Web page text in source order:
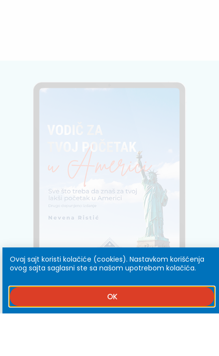
Ovaj sajt koristi kolačiće (cookies). Nastavkom korišćenja
ovog sajta saglasni ste sa našom upotrebom kolačića.
OK